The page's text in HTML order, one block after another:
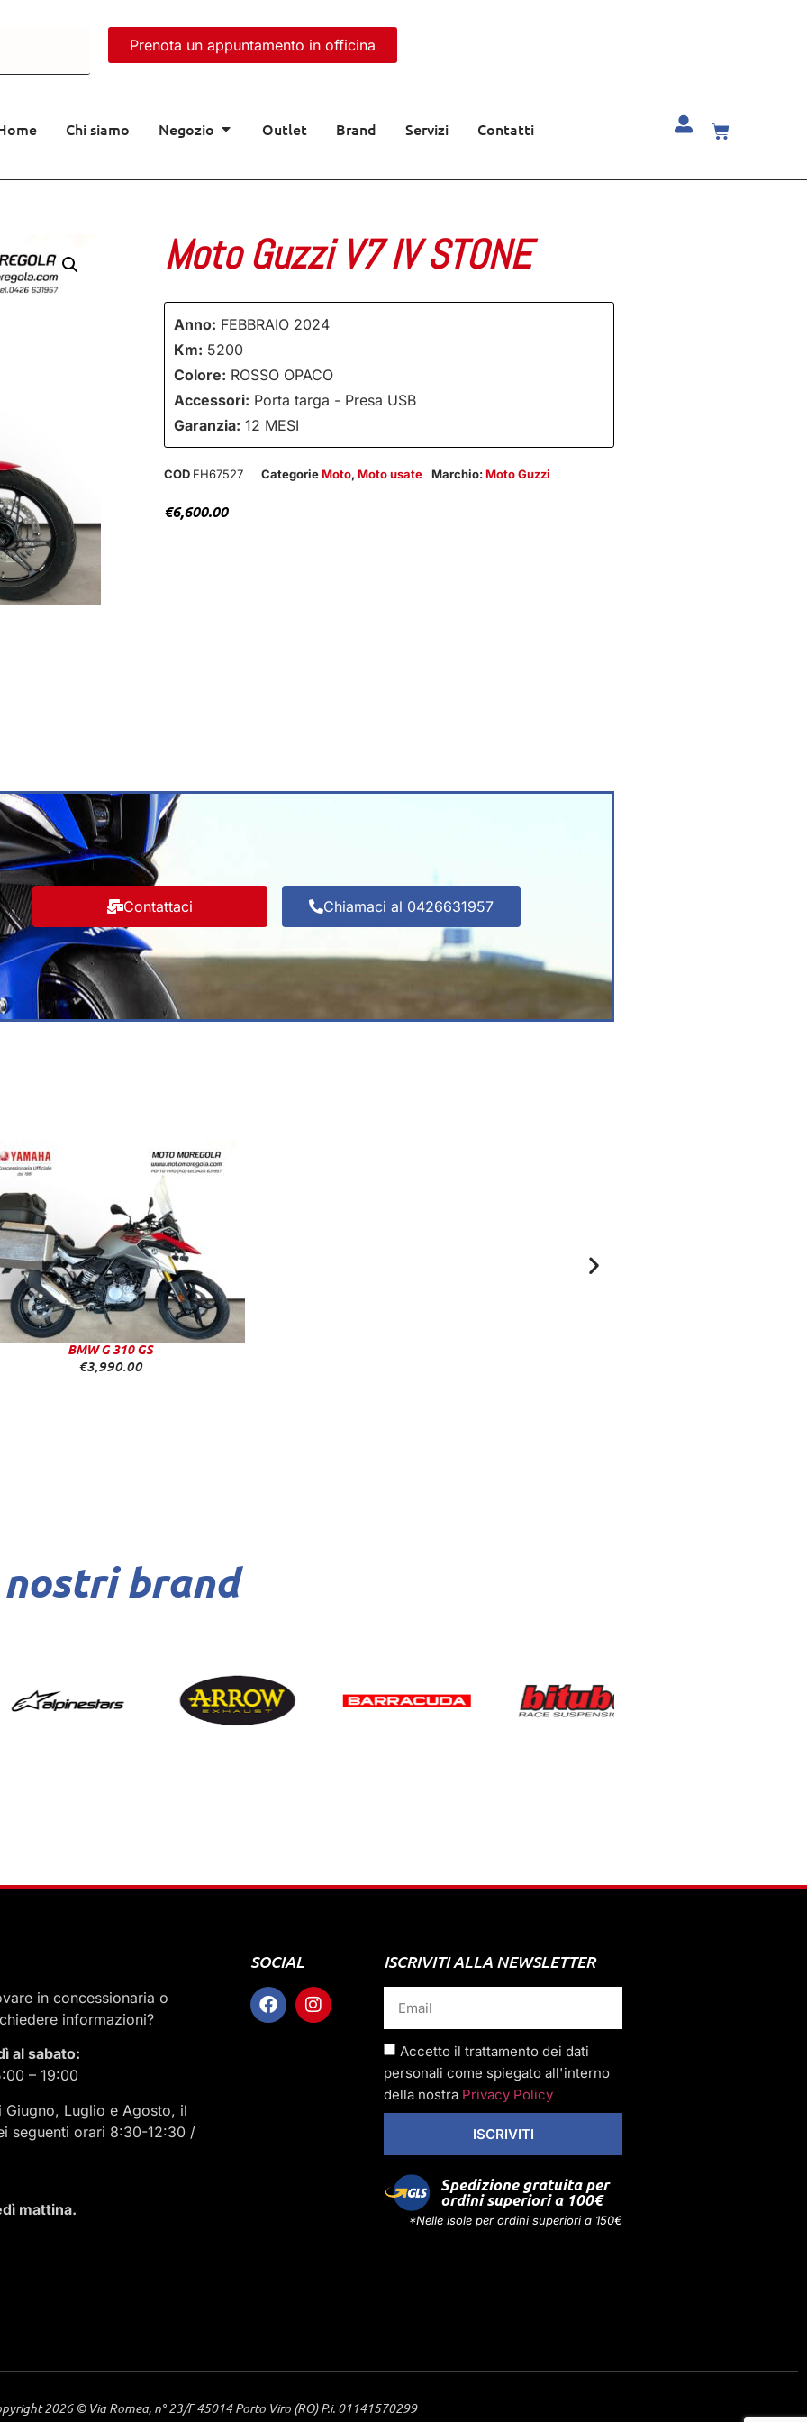
Prenota un appuntamento in officina
Chi siamo Negozio Outlet Brand Servizi Contatti
Moto Guzzi V7 IV STONE
Anno: FEBBRAIO 2024
Km: 5200
Colore: ROSSO OPACO
Accessori: Porta targa - Presa USB
Garanzia: 12 MESI
COD FH67527 CategorieMoto, Moto usate Marchio:Moto Guzzi
€6,600.00
Contattaci Chiamaci al 0426631957
BMW G 310 GS
€3,990.00
brand
in concessionaria o
informazioni?
al sabato:
– 19:00
Giugno, Luglio e Agosto, il
seguenti orari 8:30-12:30 /
mattina.
SOCIAL ISCRIVITI ALLA NEWSLETTER
Accetto il trattamento dei dati
personali come spiegato all'interno
della nostra Privacy Policy
ISCRIVITI
Spedizione gratuita per
ordini superiori a 100€
*Nelle isole per ordini superiori a 150€
2026 © Via Romea, n° 23/F 45014 Porto Viro (RO) P.i. 01141570299